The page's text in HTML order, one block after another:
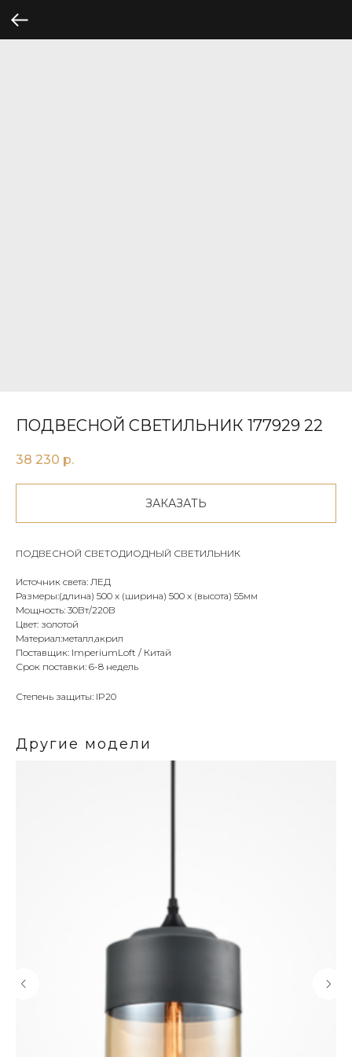
ПОДВЕСНОЙ СВЕТИЛЬНИК 177929 22
38 230 р.
ЗАКАЗАТЬ
ПОДВЕСНОЙ СВЕТОДИОДНЫЙ СВЕТИЛЬНИК
Источник света: ЛЕД
Размеры:(длина) 500 х (ширина) 500 х (высота) 55мм
Мощность: 30Вт/220В
Цвет: золотой
Материал:металл,акрил
Поставщик: ImperiumLoft / Китай
Срок поставки: 6-8 недель
Степень защиты: IP20
Другие модели